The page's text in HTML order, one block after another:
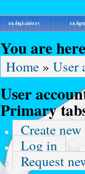
εκδηλώσεις
You are here
Home » User
User
Primary
Create
Log in
Request